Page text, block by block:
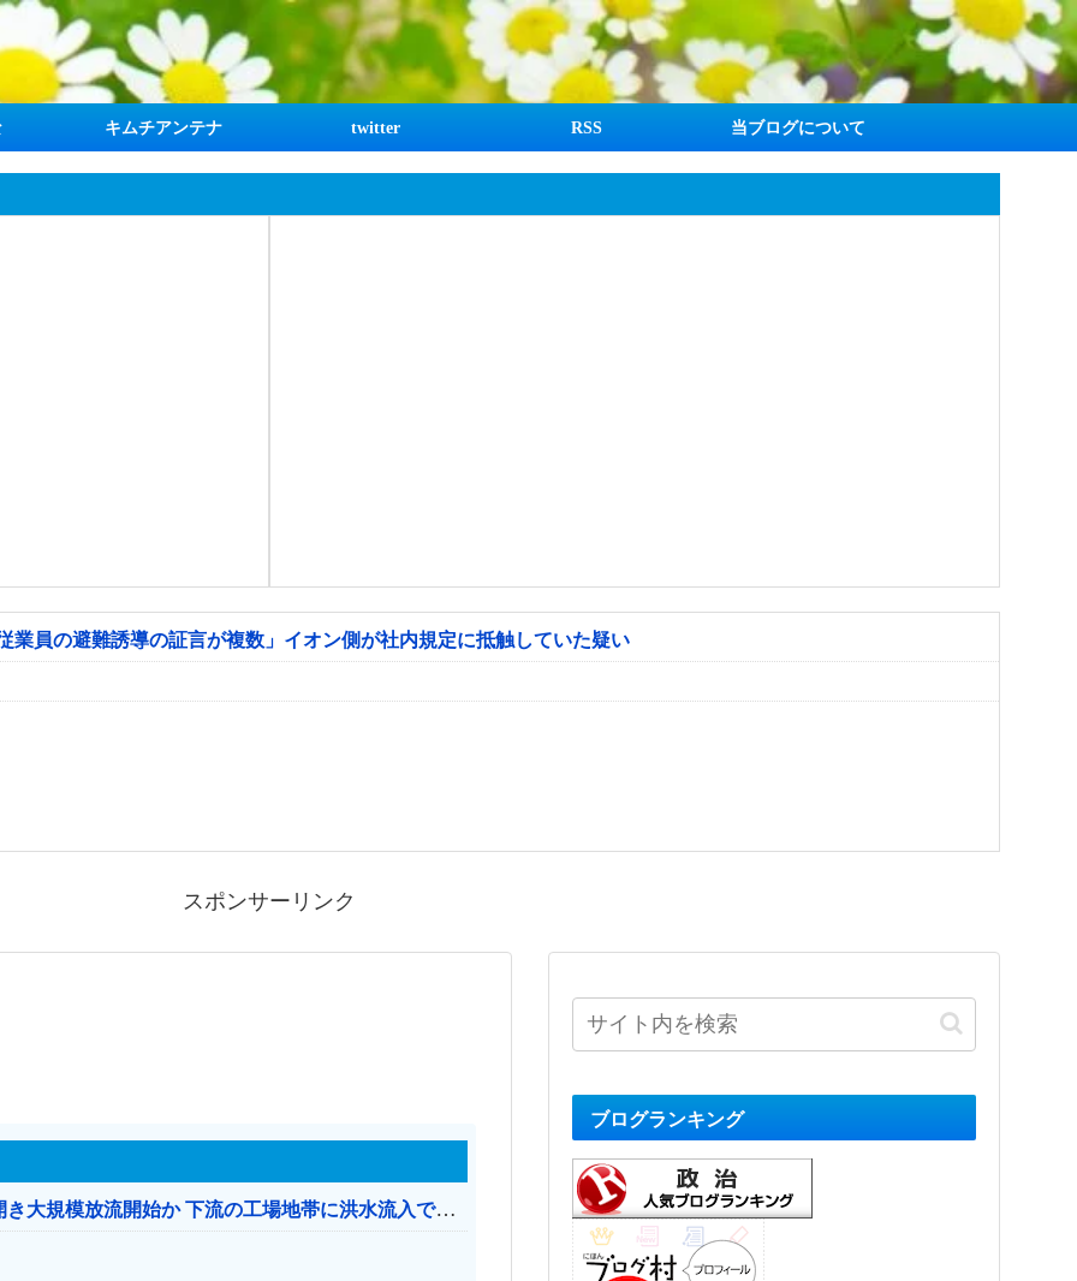
キムチアンテナ twitter RSS 当ブログについて
業員の避難誘導の証言が複数」イオン側が社内規定に抵触していた疑い
スポンサーリンク
【おわった】 三峡ダム、豪雨で13基の水門を開き大規模放流開始か 下流の工場地帯に洪水流入で崩壊はじまる
ブログランキング